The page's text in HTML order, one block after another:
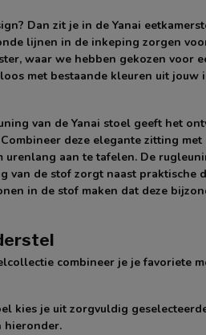
Dan zit je in de Yanai
lijnen in de inkeping zorgen
waar we hebben gekozen voor
met bestaande kleuren uit jouw
van de Yanai stoel geeft het
deze elegante zitting
urenlang aan te tafelen. De
van de stof zorgt naast praktische
in de stof maken dat deze
combineer je je favoriete
kies je uit zorgvuldig
hieronder.